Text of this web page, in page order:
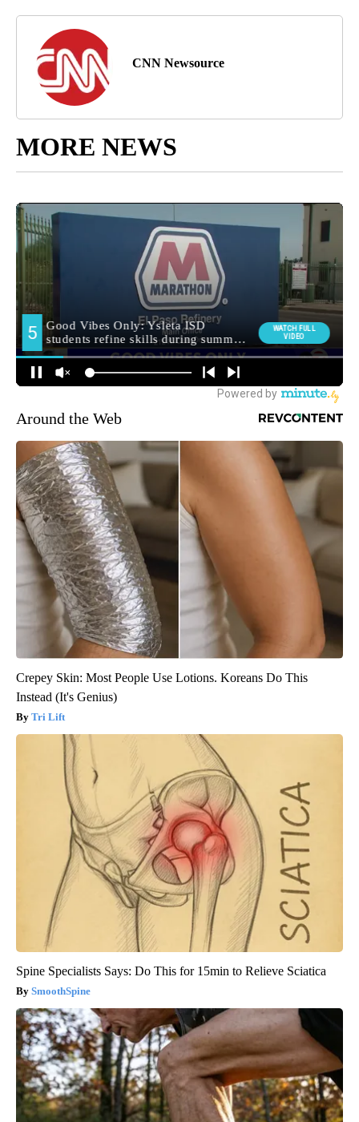
CNN Newsource
MORE NEWS
Around the Web
Crepey Skin: Most People Use Lotions. Koreans Do This
Instead (It's Genius)
Tri Lift
Spine Specialists Says: Do This for 15min to Relieve Sciatica
SmoothSpine